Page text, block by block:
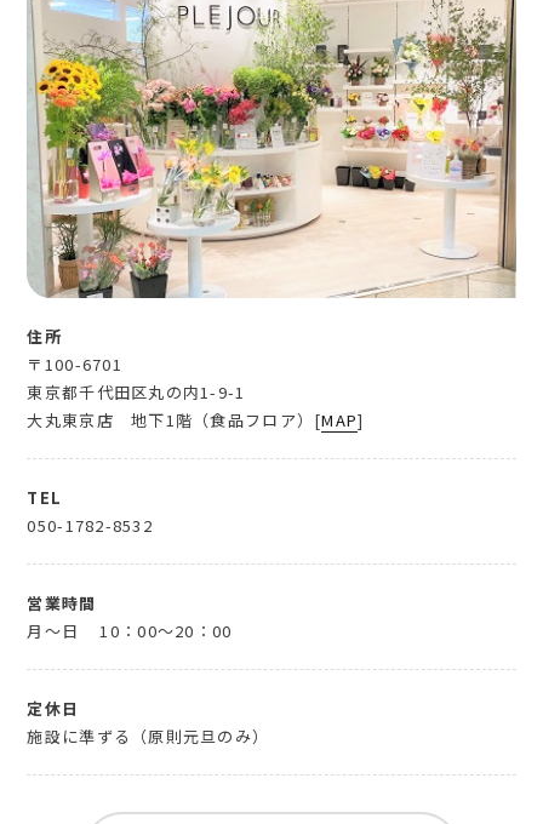
住所
〒100-6701
東京都千代田区丸の内1-9-1
大丸東京店 地下1階（食品フロア）[MAP]
TEL
050-1782-8532
営業時間
月～日
10：00～20：00
定休日
施設に準ずる（原則元旦のみ）